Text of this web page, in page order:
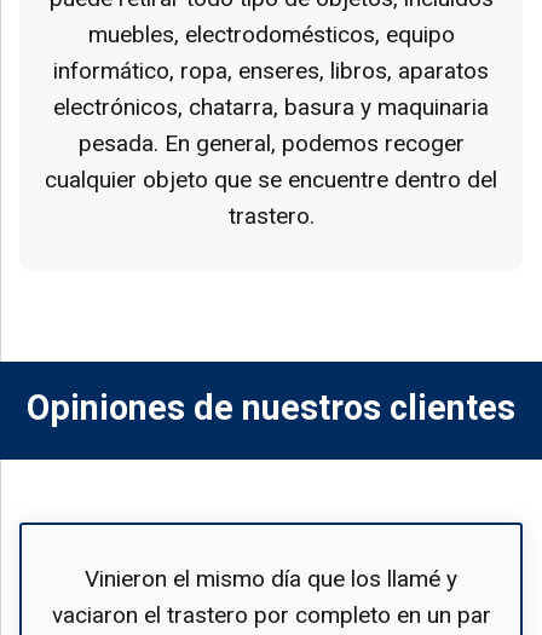
muebles, electrodomésticos, equipo
informático, ropa, enseres, libros, aparatos
electrónicos, chatarra, basura y maquinaria
pesada. En general, podemos recoger
cualquier objeto que se encuentre dentro del
trastero.
Opiniones de nuestros clientes
Vinieron el mismo día que los llamé y
vaciaron el trastero por completo en un par